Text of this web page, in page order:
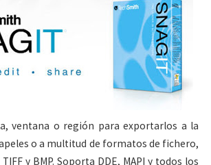
ventana o región para exportarlos a la
o a multitud de formatos de fichero,
y BMP. Soporta DDE, MAPI y todos los